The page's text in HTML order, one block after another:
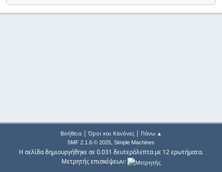
Βοήθεια| Όροι και Κανόνες| Πάνω ▲
SMF 2.1.6 © 2025, Simple Machines
Η σελίδα δημιουργήθηκε σε 0.031 δευτερόλεπτα με 12 ερωτήματα.
Μετρητής επισκέψεων: